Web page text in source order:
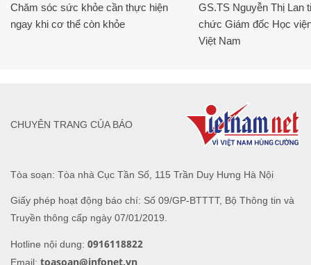
Chăm sóc sức khỏe cần thực hiện
ngay khi cơ thể còn khỏe
GS.TS Nguyễn Thị Lan
chức Giám đốc Học
Việt Nam
Tòa soạn: Tòa nhà Cục Tần Số, 115 Trần Duy Hưng Hà Nội
Giấy phép hoạt động báo chí: Số 09/GP-BTTTT, Bộ Thông tin và
Truyền thông cấp ngày 07/01/2019.
Hotline nội dung: 0916118822
Email: toasoan@infonet.vn
CHUYÊN TRANG CỦA BÁO